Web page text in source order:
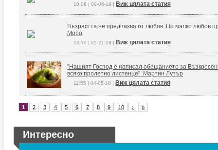
10:08 | 09-06-18 | Виж цялата статия
Възрастта не предпазва от любов. Но малко любов
Моро
12:10 | 05-21-18 | Виж цялата статия
"Нашият Господ е написал обещанието за
всяко пролетно листенце". Мартин Лутър
11:55 | 04-05-18 | Виж цялата статия
1 2 3 4 5 6 7 8 9 10 › »
Интересно